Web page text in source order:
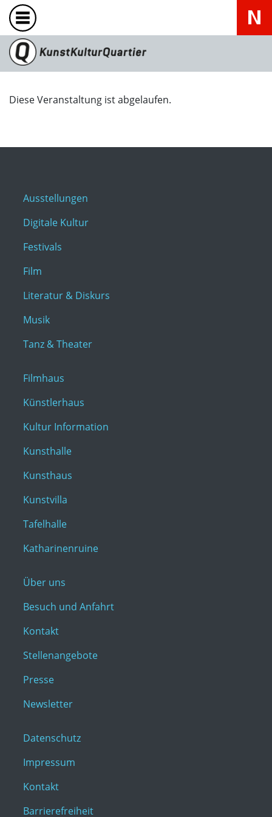
Diese Veranstaltung ist abgelaufen.
Ausstellungen
Digitale Kultur
Festivals
Film
Literatur & Diskurs
Musik
Tanz & Theater
Filmhaus
Künstlerhaus
Kultur Information
Kunsthalle
Kunsthaus
Kunstvilla
Tafelhalle
Katharinenruine
Über uns
Besuch und Anfahrt
Kontakt
Stellenangebote
Presse
Newsletter
Datenschutz
Impressum
Kontakt
Barrierefreiheit